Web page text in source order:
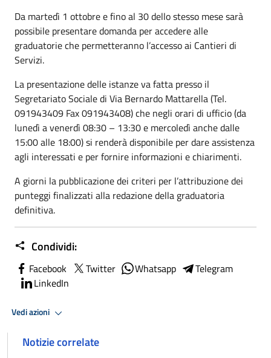
Da martedì 1 ottobre e fino al 30 dello stesso mese sarà
possibile presentare domanda per accedere alle
graduatorie che permetteranno l’accesso ai Cantieri di
Servizi.
La presentazione delle istanze va fatta presso il
Segretariato Sociale di Via Bernardo Mattarella (Tel.
091943409 Fax 091943408) che negli orari di ufficio (da
lunedì a venerdì 08:30 – 13:30 e mercoledì anche dalle
15:00 alle 18:00) si renderà disponibile per dare assistenza
agli interessati e per fornire informazioni e chiarimenti.
A giorni la pubblicazione dei criteri per l’attribuzione dei
punteggi finalizzati alla redazione della graduatoria
definitiva.
Condividi:
Facebook Twitter Whatsapp
Telegram
LinkedIn
Vedi azioni
Notizie correlate